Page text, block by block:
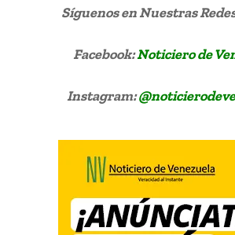
Síguenosen Nuestras
Facebook:Noticiero de
Instagram: